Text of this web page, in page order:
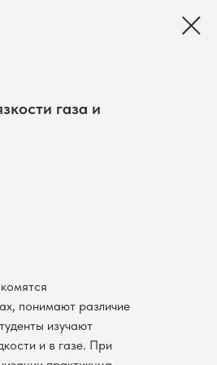
газа и
понимают различие
изучают
и в газе. При